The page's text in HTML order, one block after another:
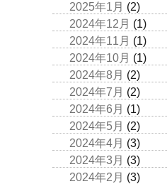
2025年1月 (2)
2024年12月 (1)
2024年11月 (1)
2024年10月 (1)
2024年8月 (2)
2024年7月 (2)
2024年6月 (1)
2024年5月 (2)
2024年4月 (3)
2024年3月 (3)
2024年2月 (3)